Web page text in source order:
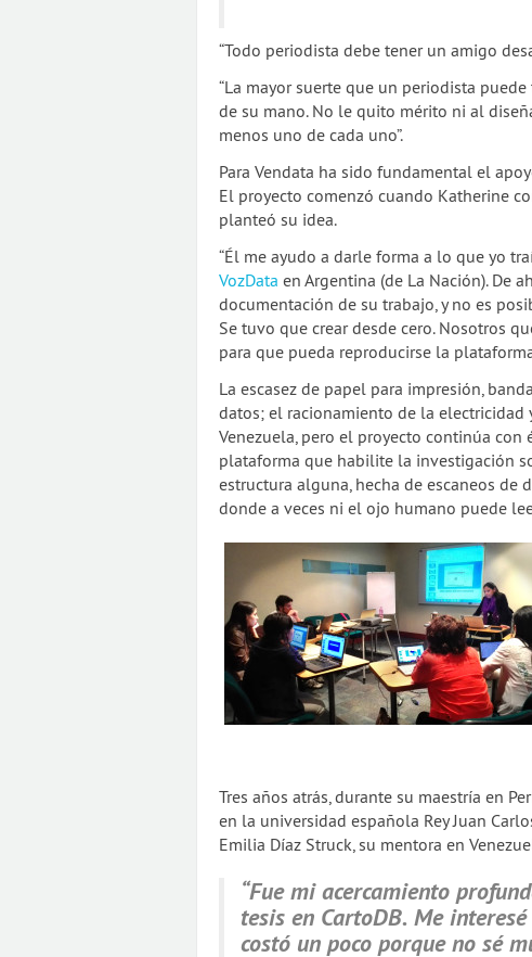
“Todo periodista debe tener un amigo
“La mayor suerte que un periodista
de su mano. No le quito mérito ni al
menos uno de cada uno”.
Para Vendata ha sido fundamental el
El proyecto comenzó cuando Katherine
planteó su idea.
“Él me ayudo a darle forma a lo que yo
VozData en Argentina (de La Nación). De
documentación de su trabajo, y no es
Se tuvo que crear desde cero. Nosotros
para que pueda reproducirse la
La escasez de papel para impresión,
datos; el racionamiento de la electricidad
Venezuela, pero el proyecto continúa
plataforma que habilite la investigación
estructura alguna, hecha de escaneos de
donde a veces ni el ojo humano puede
Tres años atrás, durante su maestría en
en la universidad española Rey Juan
Emilia Díaz Struck, su mentora en
“Fue mi acercamiento
tesis en CartoDB. Me
costó un poco porque no sé